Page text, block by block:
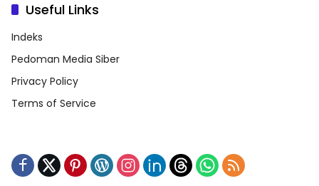
Useful Links
Indeks
Pedoman Media Siber
Privacy Policy
Terms of Service